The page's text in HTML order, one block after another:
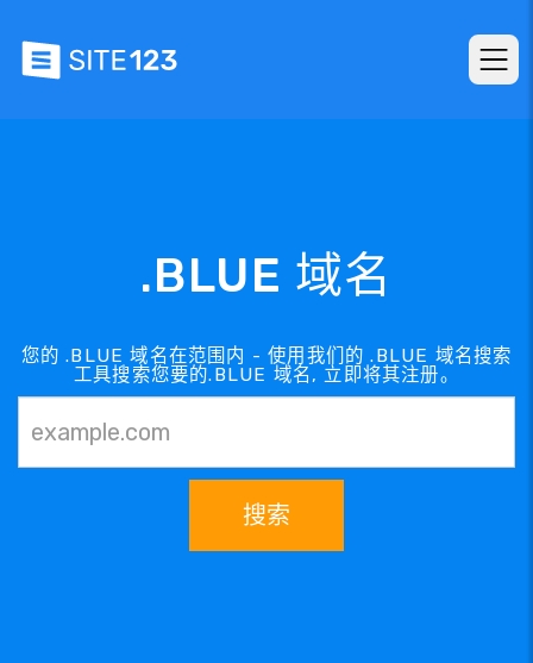
.BLUE 域名
您的 .BLUE 域名在范围内 - 使用我们的 .BLUE 域名搜索
工具搜索您要的.BLUE 域名, 立即将其注册。
搜索